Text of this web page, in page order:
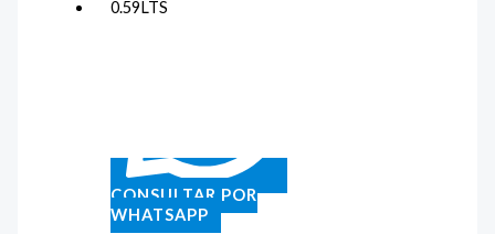
CONSULTAR POR
WHATSAPP